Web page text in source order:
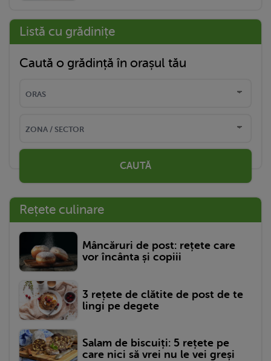
Listă cu grădinițe
Caută o grădință în orașul tău
CAUTĂ
Rețete culinare
Mâncăruri de post: rețete care
vor încânta și copiii
3 rețete de clătite de post de te
lingi pe degete
Salam de biscuiți: 5 rețete pe
care nici să vrei nu le vei greși